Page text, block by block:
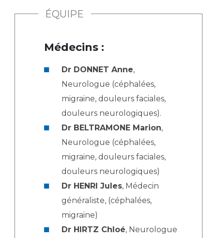
ÉQUIPE
Médecins :
Dr DONNET Anne,
Neurologue (céphalées,
migraine, douleurs faciales,
douleurs neurologiques).
Dr BELTRAMONE Marion,
Neurologue (céphalées,
migraine, douleurs faciales,
douleurs neurologiques)
Dr HENRI Jules, Médecin
généraliste, (céphalées,
migraine)
Dr HIRTZ Chloé, Neurologue